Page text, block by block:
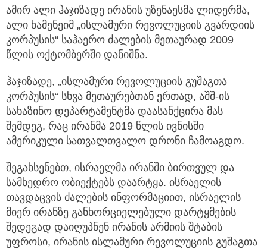
ამირ ალი ჰაჯიზადე ირანის უზენაესმა ლიდერმა,
ალი ხამენეიმ „ისლამური რევოლუციის გვარდიის
კორპუსის“ საჰაერო ძალების მეთაურად 2009
წლის ოქტომბერში დანიშნა.
ჰაჯიზადე, „ისლამური რევოლუციის გუშაგთა
კორპუსის“ სხვა მეთაურებთან ერთად, აშშ-ის
სახაზინო დეპარტამენტმა დაასანქცირა მას
შემდეგ, რაც ირანმა 2019 წლის ივნისში
ამერიკული სათვალთვალო დრონი ჩამოაგდო.
შეგახსენებთ, ისრაელმა ირანში ბირთვულ და
სამხედრო ობიექტებს დაარტყა. ისრაელის
თავდაცვის ძალების ინფორმაციით, ისრაელის
მიერ ირანზე განხორციელებული დარტყმების
შედეგად დაიღუპნენ ირანის არმიის შტაბის
უფროსი, ირანის ისლამური რევოლუციის გუშაგთა